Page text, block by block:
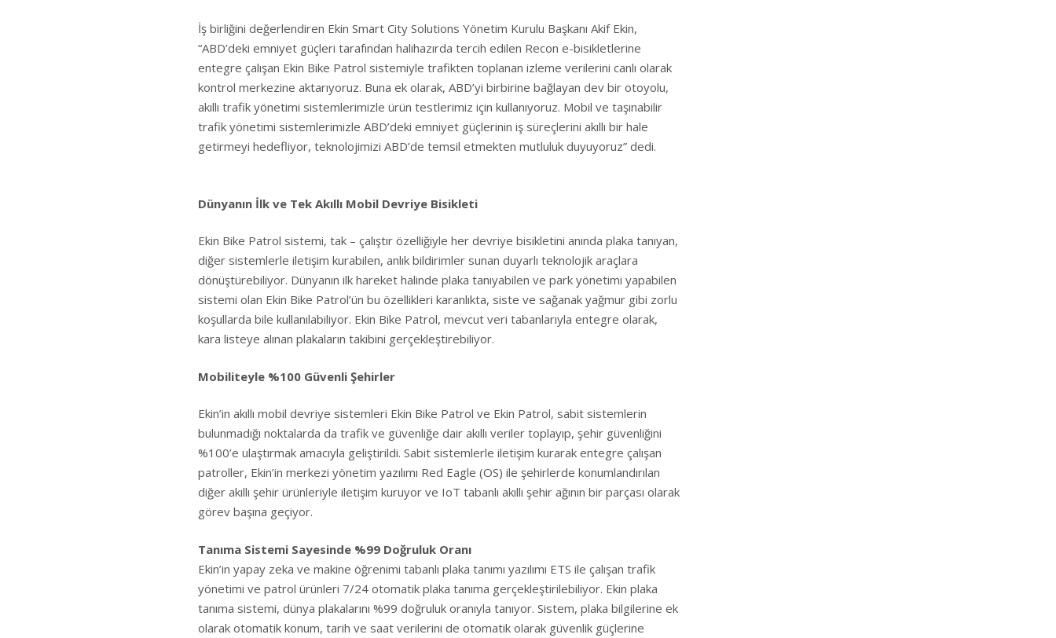
İş birliğini değerlendiren Ekin Smart City Solutions Yönetim Kurulu Başkanı Akif Ekin,
“ABD’deki emniyet güçleri tarafından halihazırda tercih edilen Recon e-bisikletlerine
entegre çalışan Ekin Bike Patrol sistemiyle trafikten toplanan izleme verilerini canlı olarak
kontrol merkezine aktarıyoruz. Buna ek olarak, ABD’yi birbirine bağlayan dev bir otoyolu,
akıllı trafik yönetimi sistemlerimizle ürün testlerimiz için kullanıyoruz. Mobil ve taşınabilir
trafik yönetimi sistemlerimizle ABD’deki emniyet güçlerinin iş süreçlerini akıllı bir hale
getirmeyi hedefliyor, teknolojimizi ABD’de temsil etmekten mutluluk duyuyoruz” dedi.
Dünyanın İlk ve Tek Akıllı Mobil Devriye Bisikleti
Ekin Bike Patrol sistemi, tak – çalıştır özelliğiyle her devriye bisikletini anında plaka tanıyan,
diğer sistemlerle iletişim kurabilen, anlık bildirimler sunan duyarlı teknolojik araçlara
dönüştürebiliyor. Dünyanın ilk hareket halinde plaka tanıyabilen ve park yönetimi yapabilen
sistemi olan Ekin Bike Patrol’ün bu özellikleri karanlıkta, siste ve sağanak yağmur gibi zorlu
koşullarda bile kullanılabiliyor. Ekin Bike Patrol, mevcut veri tabanlarıyla entegre olarak,
kara listeye alınan plakaların takibini gerçekleştirebiliyor.
Mobiliteyle %100 Güvenli Şehirler
Ekin’in akıllı mobil devriye sistemleri Ekin Bike Patrol ve Ekin Patrol, sabit sistemlerin
bulunmadığı noktalarda da trafik ve güvenliğe dair akıllı veriler toplayıp, şehir güvenliğini
%100’e ulaştırmak amacıyla geliştirildi. Sabit sistemlerle iletişim kurarak entegre çalışan
patroller, Ekin’in merkezi yönetim yazılımı Red Eagle (OS) ile şehirlerde konumlandırılan
diğer akıllı şehir ürünleriyle iletişim kuruyor ve IoT tabanlı akıllı şehir ağının bir parçası olarak
görev başına geçiyor.
Tanıma Sistemi Sayesinde %99 Doğruluk Oranı
Ekin’in yapay zeka ve makine öğrenimi tabanlı plaka tanımı yazılımı ETS ile çalışan trafik
yönetimi ve patrol ürünleri 7/24 otomatik plaka tanıma gerçekleştirilebiliyor. Ekin plaka
tanıma sistemi, dünya plakalarını %99 doğruluk oranıyla tanıyor. Sistem, plaka bilgilerine ek
olarak otomatik konum, tarih ve saat verilerini de otomatik olarak güvenlik güçlerine